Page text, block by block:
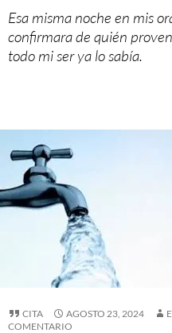
Esa misma noche en mis
confirmara de quién
todo mi ser ya lo sabía.
CITA AGOSTO 23, 2024
COMENTARIO